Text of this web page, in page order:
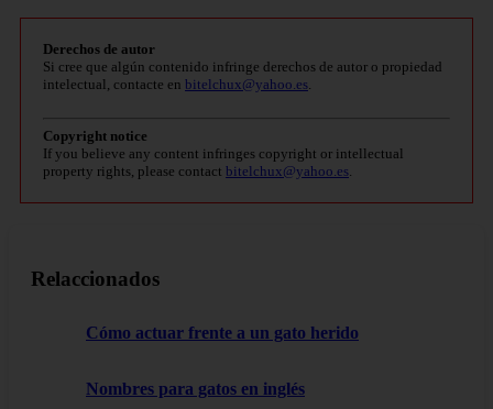
Derechos de autor
Si cree que algún contenido infringe derechos de autor o propiedad
intelectual, contacte en bitelchux@yahoo.es
Copyright notice
If you believe any content infringes copyright or intellectual
property rights, please contact bitelchux@yahoo.es
Relaccionados
Cómo actuar frente a un gato herido
Nombres para gatos en inglés